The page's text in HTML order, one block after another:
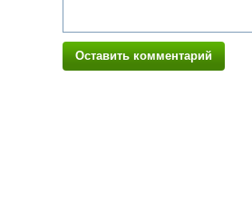
Оставить комментарий